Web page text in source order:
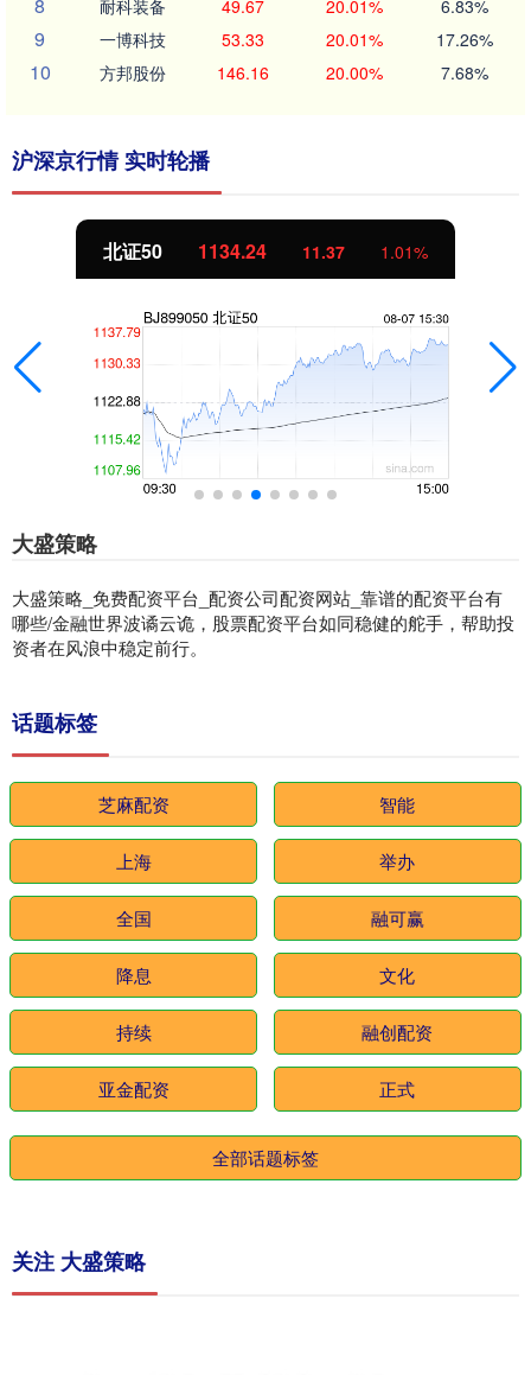
耐科装备 49.67 20.01% 6.83%
9 一博科技 53.33 20.01% 17.26%
10 方邦股份 146.16 20.00% 7.68%
沪深京行情 实时轮播
北证50 1134.24 11.37 1.01%
大盛策略
大盛策略_免费配资平台_配资公司配资网站_靠谱的配资平台有
哪些/金融世界波谲云诡，股票配资平台如同稳健的舵手，帮助投
资者在风浪中稳定前行。
话题标签
芝麻配资 智能
上海 举办
全国 融可赢
降息 文化
持续 融创配资
亚金配资 正式
全部话题标签
关注 大盛策略